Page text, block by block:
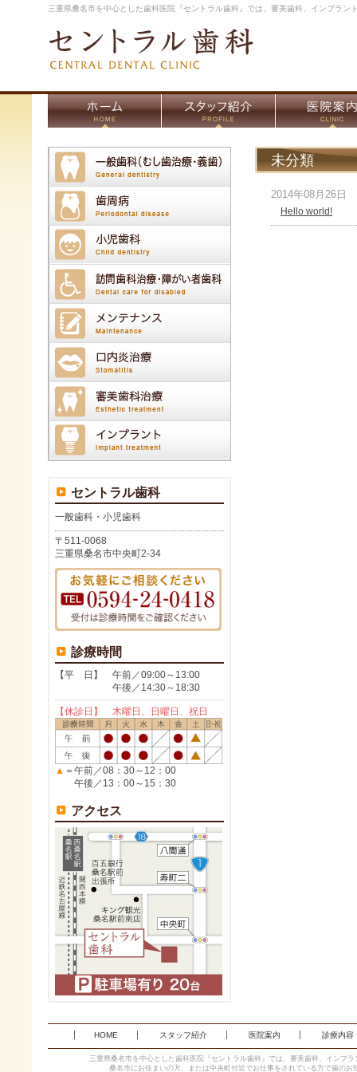
三重県桑名市を中心とした歯科医院『セントラル歯科』では、審美歯科、インプラ
未分類
2014年08月26日
Hello world!
セントラル歯科
一般歯科・小児歯科
〒511-0068
三重県桑名市中央町2-34
診療時間
【平 日】 午前／09:00～13:00
午後／14:30～18:30
【休診日】 木曜日、日曜日、祝日
▲ ＝午前／08：30～12：00
午後／13：00～15：30
アクセス
HOME スタッフ紹介 医院案内 診療内容
三重県桑名市を中心とした歯科医院『セントラル歯科』では、審美歯科、インプ
桑名市にお住まいの方、または中央町付近でお仕事をされている方で歯の